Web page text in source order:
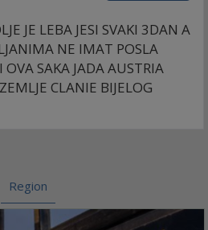
JE LEBA JESI SVAKI 3DAN A
NE IMAT POSLA
SAKA JADA AUSTRIA
CLANIE BIJELOG
Region